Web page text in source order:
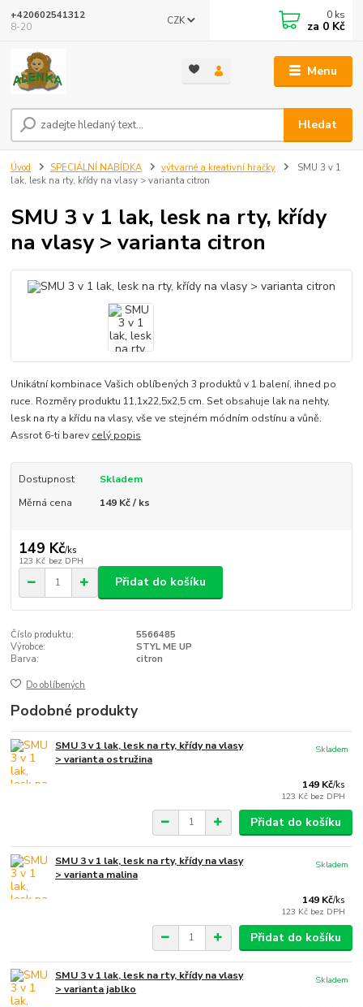
Menu
CZK
Hledat
+420602541312
8-20
0 ks
za 0 Kč
Úvod SPECIÁLNÍ NABÍDKA výtvarné a kreativní hračky
SMU 3 v 1
lak, lesk na rty, křídy na vlasy > varianta citron
SMU 3 v 1 lak, lesk na rty, křídy
na vlasy > varianta citron
Unikátní kombinace Vašich oblíbených 3 produktů v 1 balení, ihned po
ruce. Rozměry produktu 11,1x22,5x2,5 cm. Set obsahuje lak na nehty,
lesk na rty a křídu na vlasy, vše ve stejném módním odstínu a vůně.
Assrot 6-ti barev celý popis
Dostupnost
Skladem
Měrná cena
149 Kč / ks
149 Kč/ks
123 Kč bez DPH
Přidat do košíku
Číslo produktu:
5566485
Výrobce:
STYL ME UP
Barva:
citron
Do oblíbených
Podobné produkty
SMU 3 v 1 lak, lesk na rty, křídy na vlasy
> varianta ostružina
149 Kč/ks
123 Kč bez DPH
Skladem
Přidat do košíku
SMU 3 v 1 lak, lesk na rty, křídy na vlasy
> varianta malina
149 Kč/ks
123 Kč bez DPH
Skladem
Přidat do košíku
SMU 3 v 1 lak, lesk na rty, křídy na vlasy
> varianta jablko
Skladem